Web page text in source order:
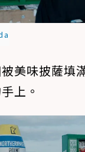
美味披薩填
上。